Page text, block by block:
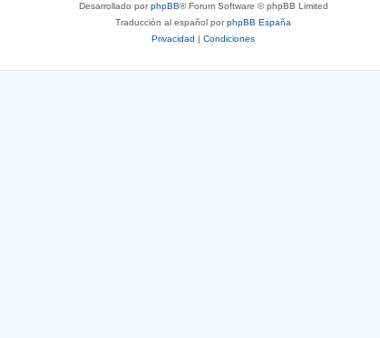
Desarrollado porphpBB® Forum Software © phpBB Limited
Traducción al español porphpBB España
Privacidad | Condiciones